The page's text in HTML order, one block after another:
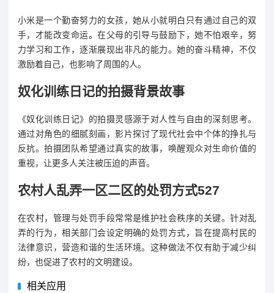
小米是一个勤奋努力的女孩，她从小就明白只有通过自己的双
手，才能改变命运。在父母的引导与鼓励下，她不怕艰辛，努
力学习和工作，逐渐展现出非凡的能力。她的奋斗精神，不仅
激励着自己，也影响了周围的人。
奴化训练日记的拍摄背景故事
《奴化训练日记》的拍摄灵感源于对人性与自由的深刻思考。
通过对角色的细腻刻画，影片探讨了现代社会中个体的挣扎与
反抗。拍摄团队希望通过真实的故事，唤醒观众对生命价值的
重视，让更多人关注被压迫的声音。
农村人乱弄一区二区的处罚方式527
在农村，管理与处罚手段常常是维护社会秩序的关键。针对乱
弄的行为，相关部门会设定明确的处罚方式，旨在提高村民的
法律意识，营造和谐的生活环境。这种做法不仅有助于减少纠
纷，也促进了农村的文明建设。
相关应用